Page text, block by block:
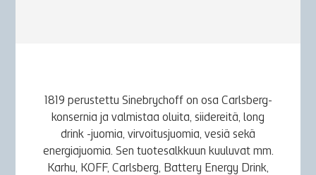
1819 perustettu Sinebrychoff on osa Carlsberg-
konsernia ja valmistaa oluita, siidereitä, long
drink -juomia, virvoitusjuomia, vesiä sekä
energiajuomia. Sen tuotesalkkuun kuuluvat mm.
Karhu, KOFF, Carlsberg, Battery Energy Drink,